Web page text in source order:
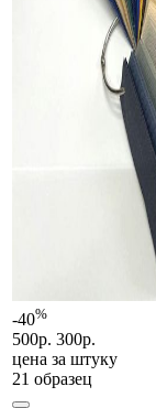
-40%
500р. 300р.
цена за штуку
21 образец